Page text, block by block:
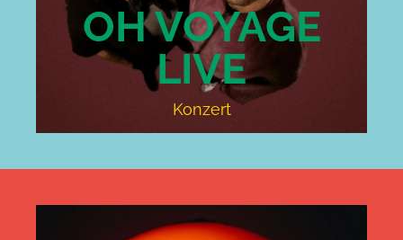
OH VOYAGE
LIVE
Konzert